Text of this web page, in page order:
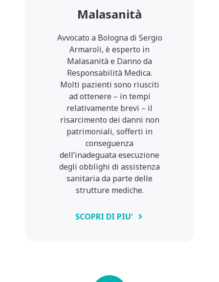
Malasanità
Avvocato a Bologna di Sergio
Armaroli, è esperto in
Malasanità e Danno da
Responsabilità Medica.
Molti pazienti sono riusciti
ad ottenere – in tempi
relativamente brevi – il
risarcimento dei danni non
patrimoniali, sofferti in
conseguenza
dell’inadeguata esecuzione
degli obblighi di assistenza
sanitaria da parte delle
strutture mediche.
SCOPRI DI PIU’